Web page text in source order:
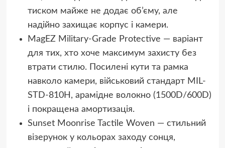
тиском майже не додає об’єму, але
надійно захищає корпус і камери.
MagEZ Military-Grade Protective — варіант
для тих, хто хоче максимум захисту без
втрати стилю. Посилені кути та рамка
навколо камери, військовий стандарт MIL-
STD-810H, арамідне волокно (1500D/600D)
і покращена амортизація.
Sunset Moonrise Tactile Woven — стильний
візерунок у кольорах заходу сонця,